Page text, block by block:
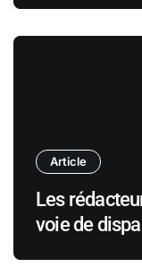
Article
Les
voie de